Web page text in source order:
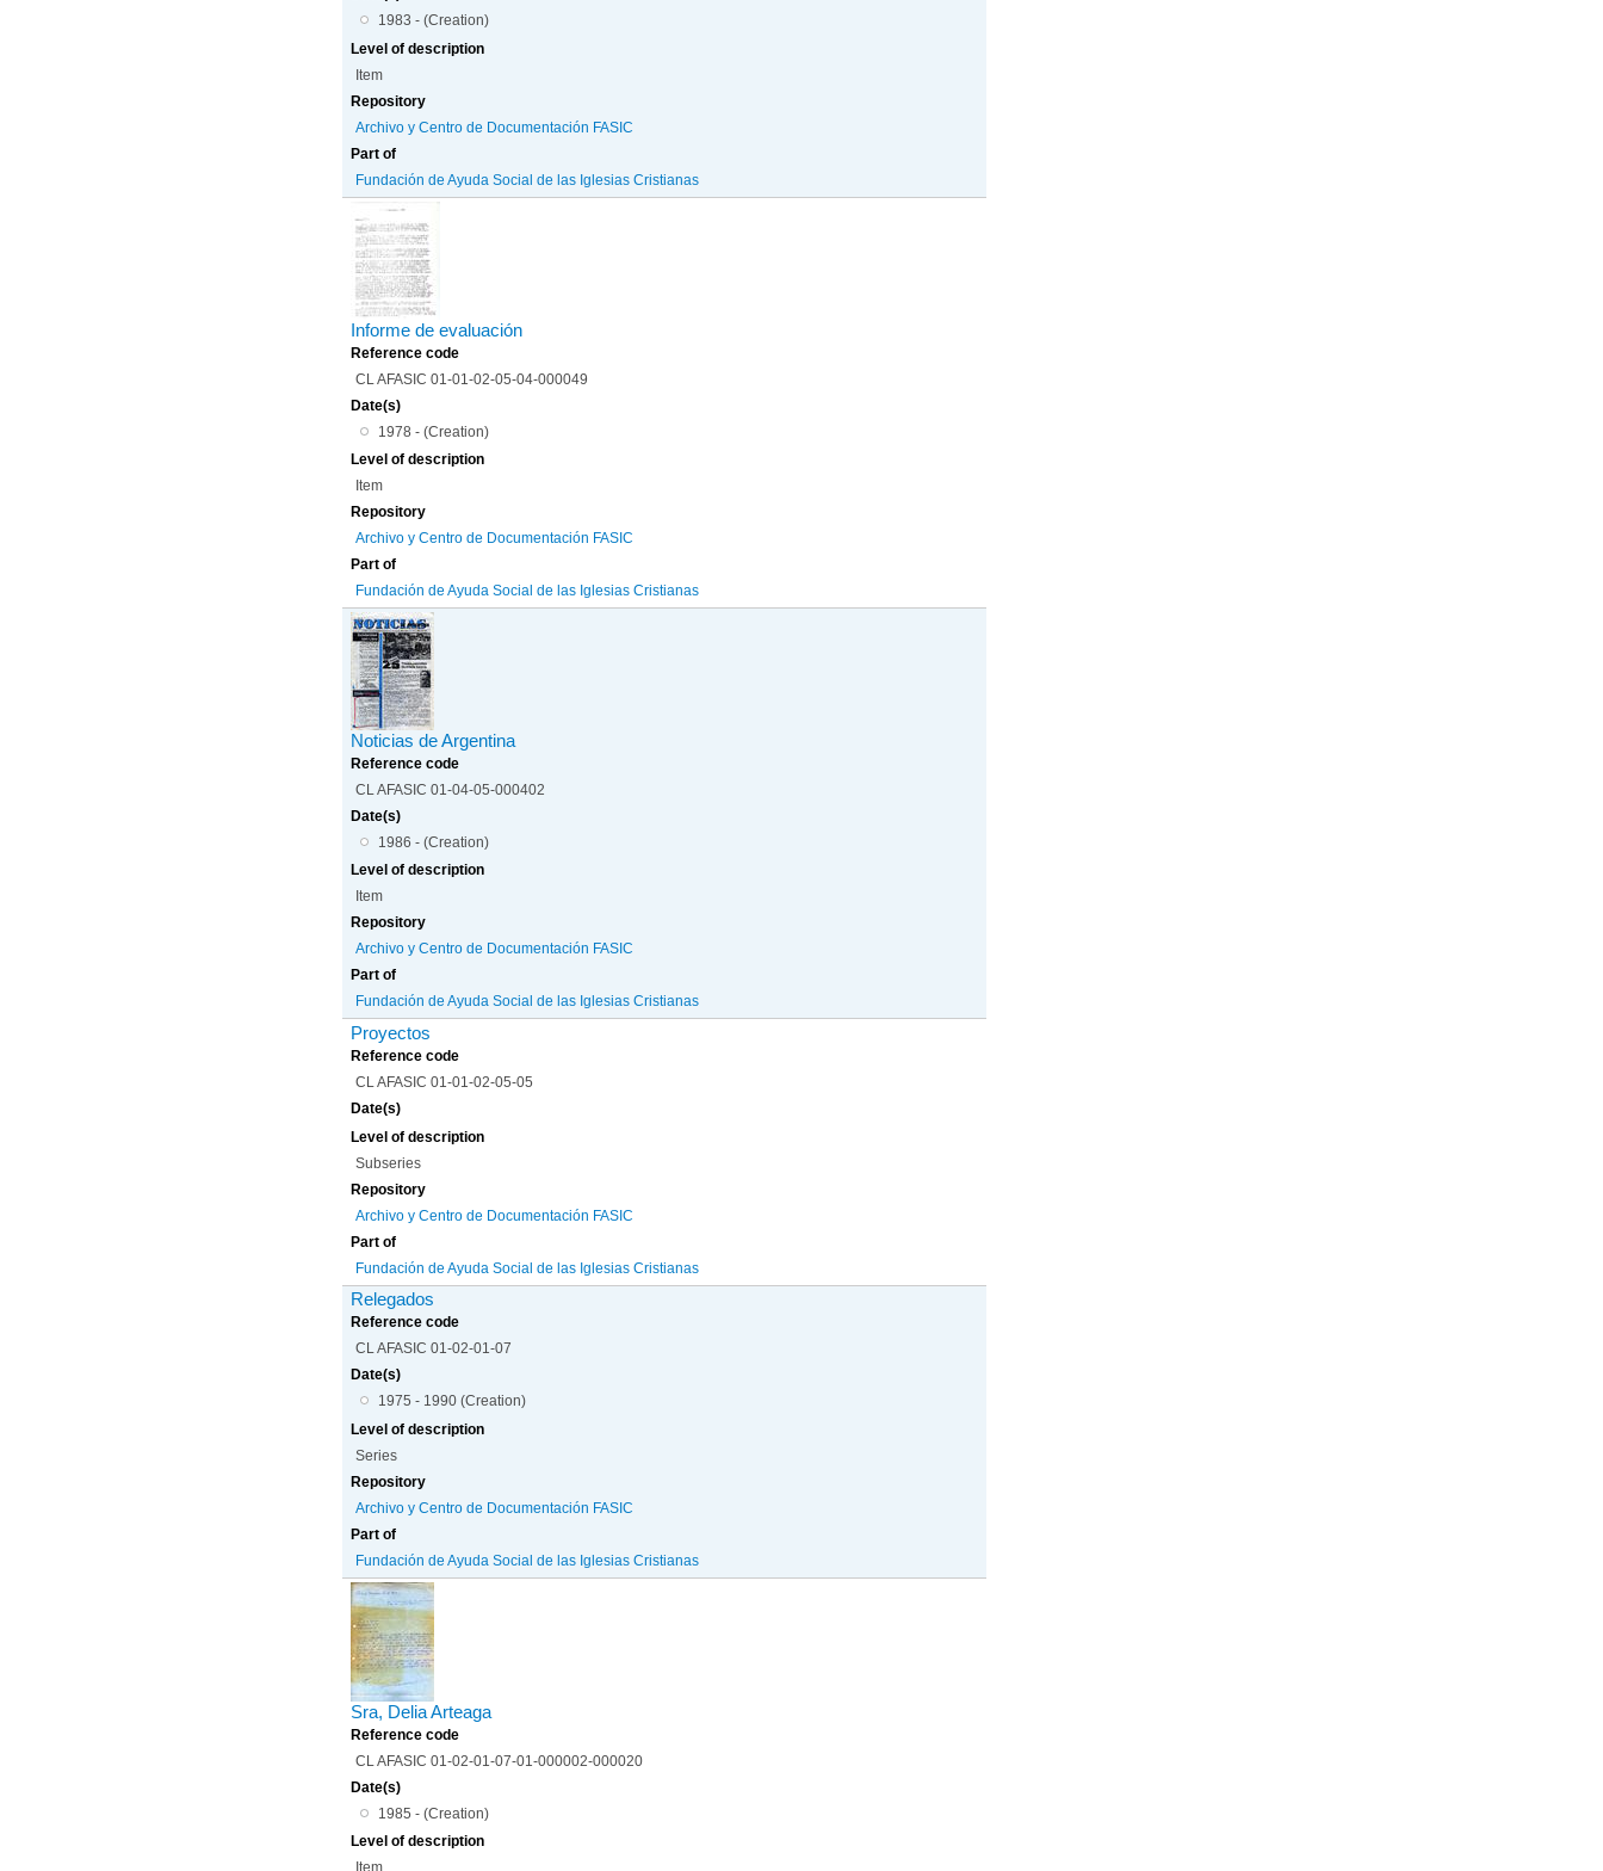
1983 - (Creation)
Level of description
Item
Repository
Archivo y Centro de Documentación FASIC
Part of
Fundación de Ayuda Social de las Iglesias Cristianas
Informe de evaluación
Reference code
CL AFASIC 01-01-02-05-04-000049
Date(s)
1978 - (Creation)
Level of description
Item
Repository
Archivo y Centro de Documentación FASIC
Part of
Fundación de Ayuda Social de las Iglesias Cristianas
Noticias de Argentina
Reference code
CL AFASIC 01-04-05-000402
Date(s)
1986 - (Creation)
Level of description
Item
Repository
Archivo y Centro de Documentación FASIC
Part of
Fundación de Ayuda Social de las Iglesias Cristianas
Proyectos
Reference code
CL AFASIC 01-01-02-05-05
Date(s)
Level of description
Subseries
Repository
Archivo y Centro de Documentación FASIC
Part of
Fundación de Ayuda Social de las Iglesias Cristianas
Relegados
Reference code
CL AFASIC 01-02-01-07
Date(s)
1975 - 1990 (Creation)
Level of description
Series
Repository
Archivo y Centro de Documentación FASIC
Part of
Fundación de Ayuda Social de las Iglesias Cristianas
Sra, Delia Arteaga
Reference code
CL AFASIC 01-02-01-07-01-000002-000020
Date(s)
1985 - (Creation)
Level of description
Item